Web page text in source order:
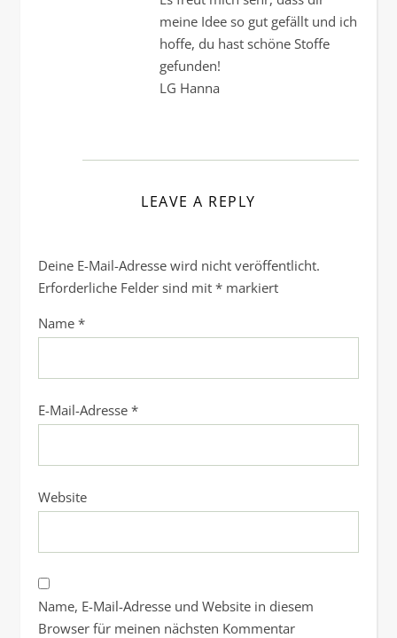
meine Idee so gut gefällt und ich
hoffe, du hast schöne Stoffe
gefunden!
LG Hanna
LEAVE A REPLY
Deine E-Mail-Adresse wird nicht veröffentlicht.
Erforderliche Felder sind mit * markiert
Name *
E-Mail-Adresse *
Website
Name, E-Mail-Adresse und Website in diesem
Browser für meinen nächsten Kommentar